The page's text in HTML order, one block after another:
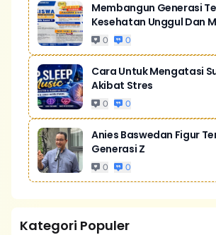
Membangun Generasi
Kesehatan Unggul Dan
0 0
Cara Untuk Mengatasi
Akibat Stres
0 0
Anies Baswedan Figur
Generasi Z
0 0
Kategori Populer